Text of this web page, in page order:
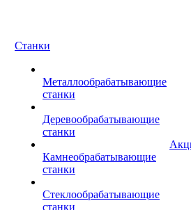
Станки
Металлообрабатывающие
станки
Деревообрабатывающие
станки
Камнеобрабатывающие
станки
Стеклообрабатывающие
станки